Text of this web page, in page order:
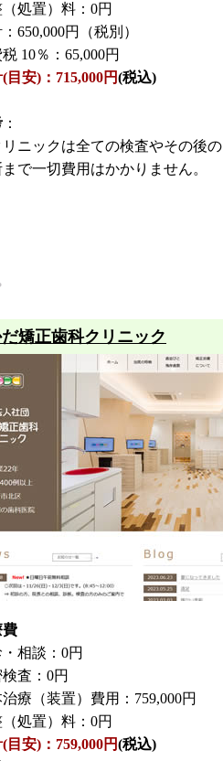
処置）料：0円
650,000円（税別）
10％：65,000円
目安)：715,000円(税込)
：
リニックは全ての検査やその後の
で一切費用はかかりません。
矯正歯科クリニック
費
相談：0円
査：0円
療（装置）費用：759,000円
処置）料：0円
目安)：759,000円(税込)